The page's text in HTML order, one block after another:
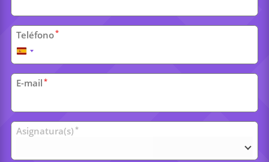
Teléfono*
España
+34
E-mail *
Clases
universitarias
Asignatura(s) *